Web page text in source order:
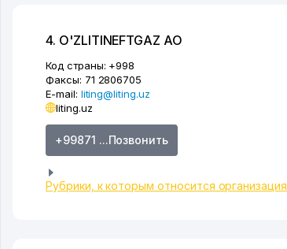
4. O'ZLITINEFTGAZ АО
Код страны: +998
Факсы: 71 2806705
E-mail: liting@liting.uz
liting.uz
+99871 ...Позвонить
Рубрики, к которым относится организация